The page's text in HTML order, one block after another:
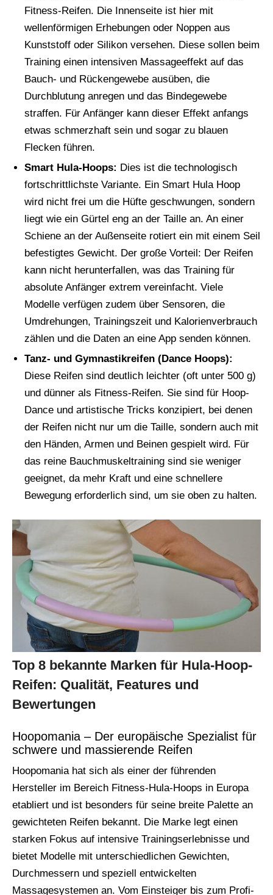
Fitness-Reifen. Die Innenseite ist hier mit
wellenförmigen Erhebungen oder Noppen aus
Kunststoff oder Silikon versehen. Diese sollen beim
Training einen intensiven Massageeffekt auf das
Bauch- und Rückengewebe ausüben, die
Durchblutung anregen und das Bindegewebe
straffen. Für Anfänger kann dieser Effekt anfangs
etwas schmerzhaft sein und sogar zu blauen
Flecken führen.
Smart Hula-Hoops: Dies ist die technologisch
fortschrittlichste Variante. Ein Smart Hula Hoop
wird nicht frei um die Hüfte geschwungen, sondern
liegt wie ein Gürtel eng an der Taille an. An einer
Schiene an der Außenseite rotiert ein mit einem Seil
befestigtes Gewicht. Der große Vorteil: Der Reifen
kann nicht herunterfallen, was das Training für
absolute Anfänger extrem vereinfacht. Viele
Modelle verfügen zudem über Sensoren, die
Umdrehungen, Trainingszeit und Kalorienverbrauch
zählen und die Daten an eine App senden können.
Tanz- und Gymnastikreifen (Dance Hoops):
Diese Reifen sind deutlich leichter (oft unter 500 g)
und dünner als Fitness-Reifen. Sie sind für Hoop-
Dance und artistische Tricks konzipiert, bei denen
der Reifen nicht nur um die Taille, sondern auch mit
den Händen, Armen und Beinen gespielt wird. Für
das reine Bauchmuskeltraining sind sie weniger
geeignet, da mehr Kraft und eine schnellere
Bewegung erforderlich sind, um sie oben zu halten.
Top 8 bekannte Marken für Hula-Hoop-
Reifen: Qualität, Features und
Bewertungen
Hoopomania – Der europäische Spezialist für
schwere und massierende Reifen
Hoopomania hat sich als einer der führenden
Hersteller im Bereich Fitness-Hula-Hoops in Europa
etabliert und ist besonders für seine breite Palette an
gewichteten Reifen bekannt. Die Marke legt einen
starken Fokus auf intensive Trainingserlebnisse und
bietet Modelle mit unterschiedlichen Gewichten,
Durchmessern und speziell entwickelten
Massagesystemen an. Vom Einsteiger bis zum Profi-